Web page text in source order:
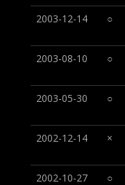
2003-12-14
○
2003-08-10
○
2003-05-30
○
2002-12-14
×
2002-10-27
○